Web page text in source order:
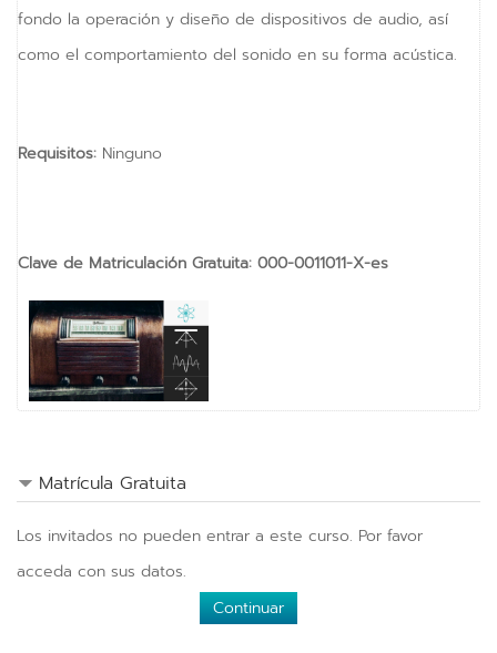
VKTV
vLearn
vPages
NOTIFICATIONS
fondo la operación y diseño de dispositivos de audio, así
como el comportamiento del sonido en su forma acústica.
Requisitos: Ninguno
Clave de Matriculación Gratuita: 000-0011011-X-es
Matrícula Gratuita
Los invitados no pueden entrar a este curso. Por favor
acceda con sus datos.
Continuar